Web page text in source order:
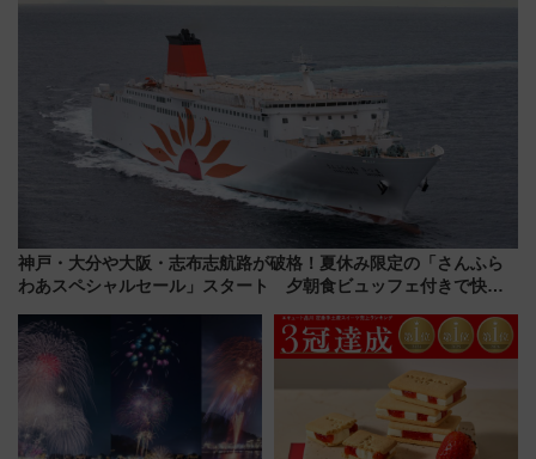
神戸・大分や大阪・志布志航路が破格！夏休み限定の「さんふら
わあスペシャルセール」スタート 夕朝食ビュッフェ付きで快適